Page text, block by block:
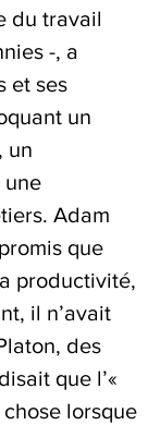
du travail
-, a
et ses
un
un
une
Adam
que
productivité,
il n’avait
des
que l’«
lorsque